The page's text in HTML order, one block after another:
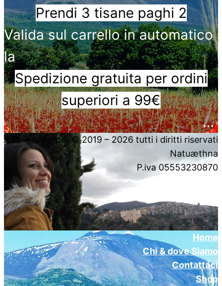
Prendi 3 tisane paghi 2
Valida sul carrello in automatico
la
Spedizione gratuita per ordini
superiori a 99€
….
sito e sviluppo: © 2019 – 2026 tutti i diritti riservati
Natuæthna
P.iva 05553230870
Home
Chi & dove Siamo
Contattaci
Shop